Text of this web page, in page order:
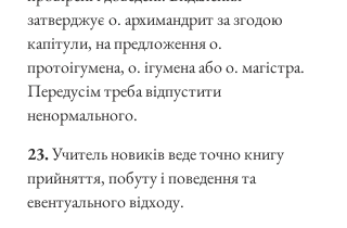
затверджує о. архимандрит за згодою
капітули, на предложення о.
протоігумена, о. ігумена або о. магістра.
Передусім треба відпустити
ненормального.
23.Учитель новиків веде точно книгу
прийняття, побуту і поведення та
евентуального відходу.